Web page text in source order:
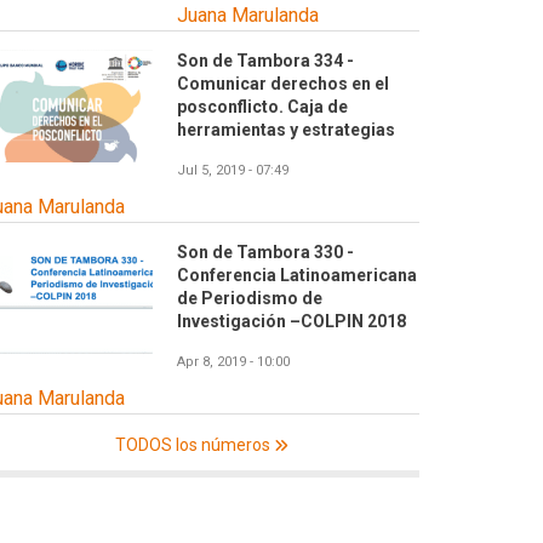
Juana Marulanda
Son de Tambora 334 -
Comunicar derechos en el
posconflicto. Caja de
herramientas y estrategias
Jul 5, 2019 - 07:49
Marulanda
Son de Tambora 330 -
Conferencia Latinoamericana
de Periodismo de
Investigación –COLPIN 2018
Apr 8, 2019 - 10:00
Marulanda
TODOS los números